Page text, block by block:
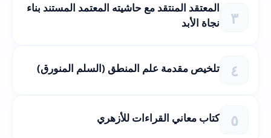
المعتقد المنتقد مع حاشيته المعتمد المستند بناء
نجاة الأبد
تلخيص مقدمة علم المنطق (السلم المنورق)
كتاب معاني القراءات للأزهري